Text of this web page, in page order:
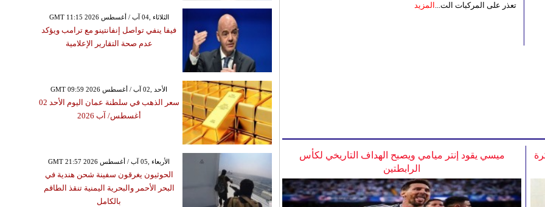
تعذر على المركبات الت... المزيد
ميسي يقود إنتر ميامي ويصبح الهداف التاريخي لكأس
الرابطتين
GMT 11:15 2026 الثلاثاء ,04 آب / أغسطس
فيفا ينفي تواصل إنفانتينو مع ترامب ويؤكد
عدم صحة التقارير الإعلامية
GMT 09:59 2026 الأحد ,02 آب / أغسطس
سعر الذهب في سلطنة عمان اليوم الأحد 02
أغسطس/ آب 2026
GMT 21:57 2026 الأربعاء ,05 آب / أغسطس
الحوثيون يغرقون سفينة شحن هندية في
البحر الأحمر والبحرية اليمنية تنقذ الطاقم
بالكامل